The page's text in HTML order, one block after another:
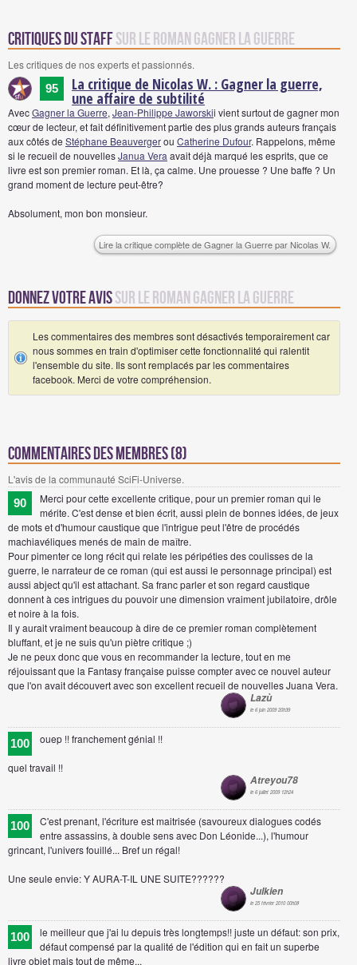
Critiques du staffsur le roman Gagner la Guerre
Les critiques de nos experts et passionnés.
95
La critique de Nicolas W. : Gagner la guerre,
une affaire de subtilité
AvecGagner la Guerre, Jean-Philippe Jaworskii vient surtout de gagner mon
cœur de lecteur, et fait définitivement partie des plus grands auteurs français
aux côtés de Stéphane Beauvergerou Catherine Dufour. Rappelons, même
si le recueil de nouvellesJanua Vera avait déjà marqué les esprits, que ce
livre est son premier roman. Et là, ça calme. Une prouesse ? Une baffe ? Un
grand moment de lecture peut-être?
Absolument, mon bon monsieur.
Lire la critique complète de Gagner la Guerre par Nicolas W.
Donnez votre avissur le roman Gagner la Guerre
Les commentaires des membres sont désactivés temporairement car
nous sommes en train d'optimiser cette fonctionnalité qui ralentit
l'ensemble du site. Ils sont remplacés par les commentaires
facebook. Merci de votre compréhension.
Commentaires des membres (8)
L'avis de la communauté SciFi-Universe.
90
Merci pour cette excellente critique, pour un premier roman qui le
mérite. C'est dense et bien écrit, aussi plein de bonnes idées, de jeux
de mots et d'humour caustique que l'intrigue peut l'être de procédés
machiavéliques menés de main de maître.
Pour pimenter ce long récit qui relate les péripéties des coulisses de la
guerre, le narrateur de ce roman (qui est aussi le personnage principal) est
aussi abject qu'il est attachant. Sa franc parler et son regard caustique
donnent à ces intrigues du pouvoir une dimension vraiment jubilatoire, drôle
et noire à la fois.
Il y aurait vraiment beaucoup à dire de ce premier roman complètement
bluffant, et je ne suis qu'un piètre critique ;)
Je ne peux donc que vous en recommander la lecture, tout en me
réjouissant que la Fantasy française puisse compter avec ce nouvel auteur
que l'on avait découvert avec son excellent recueil de nouvelles Juana Vera.
Lazù
le 6 juin 2009 20h39
100 ouep !! franchement génial !!
quel travail !!
Atreyou78
le 6 juillet 2009 12h24
100
C'est prenant, l'écriture est maitrisée (savoureux dialogues codés
entre assassins, à double sens avec Don Léonide...), l'humour
grincant, l'univers fouillé... Bref un régal!
Une seule envie: Y AURA-T-IL UNE SUITE??????
Julkien
le 25 février 2010 00h08
100
le meilleur que j'ai lu depuis très longtemps!! juste un défaut: son prix,
défaut compensé par la qualité de l'édition qui en fait un superbe
livre objet mais tout de même...